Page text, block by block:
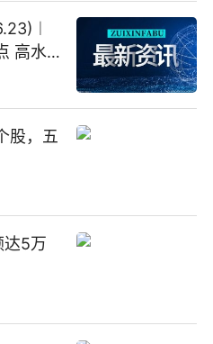
高水
股，五
达5万